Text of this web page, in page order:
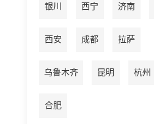
银川 西宁 济南
西安 成都 拉萨
乌鲁木齐 昆明 杭州
合肥